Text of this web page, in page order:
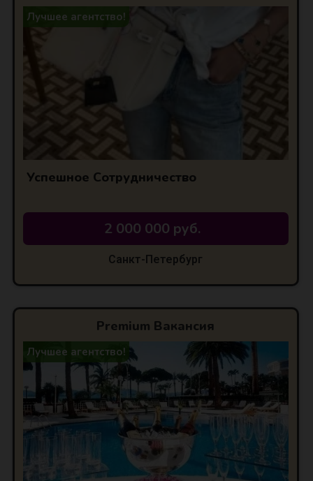
Лучшее агентство!
Успешное Сотрудничество
2 000 000 руб.
Санкт-Петербург
Premium Вакансия
Лучшее агентство!